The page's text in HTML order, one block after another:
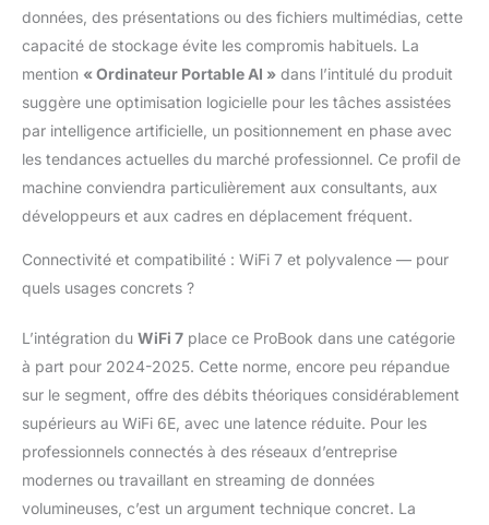
au WiFi 6E, latence
réduite et connexion
plus stable, idéale pour
le cloud, la
visioconférence et le
travail hybride.
✔️Connectique
complète &
professionnelle: 1 HDMI
2.1, 2 USB Type-A 5
alimentée), 2 USB
1.4), port Ethernet, jack
de sécurité: une
connectique complète
pour le travail hybride
et les accessoires
professionnels.
✔️Design élégant & prêt
à l’emploi: Châssis en
données, des présentations ou des fichiers multimédias, cette
capacité de stockage évite les compromis habituels. La
mention « Ordinateur Portable AI » dans l’intitulé du produit
suggère une optimisation logicielle pour les tâches assistées
par intelligence artificielle, un positionnement en phase avec
les tendances actuelles du marché professionnel. Ce profil de
machine conviendra particulièrement aux consultants, aux
développeurs et aux cadres en déplacement fréquent.
Connectivité et compatibilité : WiFi 7 et polyvalence — pour
quels usages concrets ?
L’intégration du WiFi 7 place ce ProBook dans une catégorie
à part pour 2024-2025. Cette norme, encore peu répandue
sur le segment, offre des débits théoriques considérablement
supérieurs au WiFi 6E, avec une latence réduite. Pour les
professionnels connectés à des réseaux d’entreprise
modernes ou travaillant en streaming de données
volumineuses, c’est un argument technique concret. La